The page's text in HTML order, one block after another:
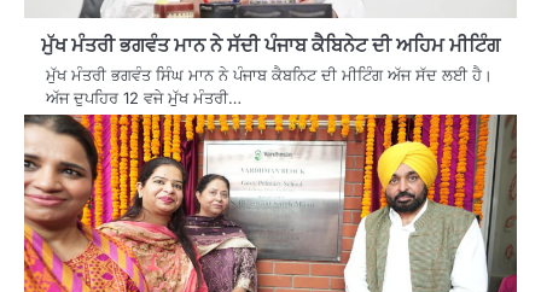
ਮੁੱਖ ਮੰਤਰੀ ਭਗਵੰਤ ਮਾਨ ਨੇ ਸੱਦੀ ਪੰਜਾਬ ਕੈਬਿਨੇਟ ਦੀ ਅਹਿਮ ਮੀਟਿੰਗ
ਮੁੱਖ ਮੰਤਰੀ ਭਗਵੰਤ ਸਿੰਘ ਮਾਨ ਨੇ ਪੰਜਾਬ ਕੈਬਨਿਟ ਦੀ ਮੀਟਿੰਗ ਅੱਜ ਸੱਦ ਲਈ ਹੈ।
ਅੱਜ ਦੁਪਹਿਰ 12 ਵਜੇ ਮੁੱਖ ਮੰਤਰੀ…